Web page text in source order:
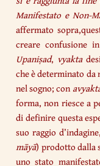
Manifestato e Non-
affermato
creare confusione
Upaniṣad, vyakta
che è determinato da
nel sogno; con
forma, non riesce a
di definire questa
suo raggio
māyā) prodotto dalla
uno stato